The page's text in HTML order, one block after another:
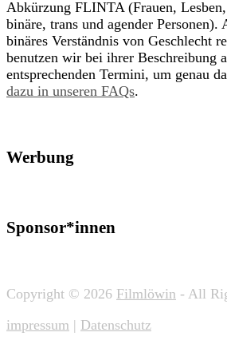
Abkürzung FLINTA (Frauen,
binäre, trans und agender
binäres Verständnis von Geschlecht
benutzen wir bei ihrer Beschreibung
entsprechenden Termini, um genau
dazu in unseren FAQs.
Werbung
Sponsor*innen
Copyright © 2026 Filmlöwin - All
impressum | Datenschutz